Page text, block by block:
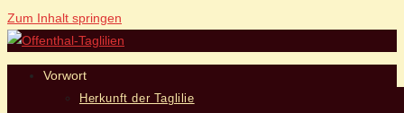
Zum Inhalt springen
Vorwort
Herkunft der Taglilie